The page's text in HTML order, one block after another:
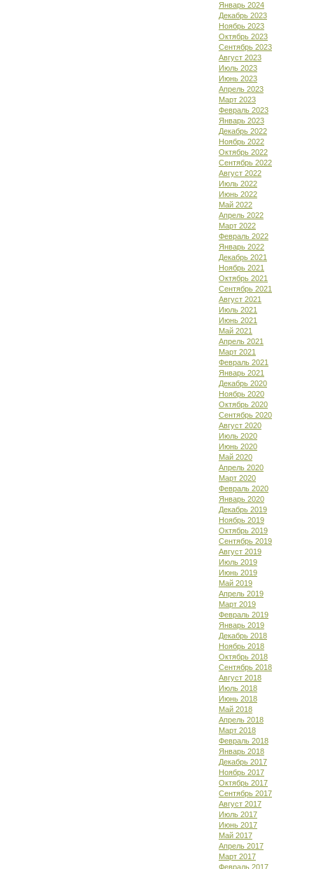
Январь 2024
Декабрь 2023
Ноябрь 2023
Октябрь 2023
Сентябрь 2023
Август 2023
Июль 2023
Июнь 2023
Апрель 2023
Март 2023
Февраль 2023
Январь 2023
Декабрь 2022
Ноябрь 2022
Октябрь 2022
Сентябрь 2022
Август 2022
Июль 2022
Июнь 2022
Май 2022
Апрель 2022
Март 2022
Февраль 2022
Январь 2022
Декабрь 2021
Ноябрь 2021
Октябрь 2021
Сентябрь 2021
Август 2021
Июль 2021
Июнь 2021
Май 2021
Апрель 2021
Март 2021
Февраль 2021
Январь 2021
Декабрь 2020
Ноябрь 2020
Октябрь 2020
Сентябрь 2020
Август 2020
Июль 2020
Июнь 2020
Май 2020
Апрель 2020
Март 2020
Февраль 2020
Январь 2020
Декабрь 2019
Ноябрь 2019
Октябрь 2019
Сентябрь 2019
Август 2019
Июль 2019
Июнь 2019
Май 2019
Апрель 2019
Март 2019
Февраль 2019
Январь 2019
Декабрь 2018
Ноябрь 2018
Октябрь 2018
Сентябрь 2018
Август 2018
Июль 2018
Июнь 2018
Май 2018
Апрель 2018
Март 2018
Февраль 2018
Январь 2018
Декабрь 2017
Ноябрь 2017
Октябрь 2017
Сентябрь 2017
Август 2017
Июль 2017
Июнь 2017
Май 2017
Апрель 2017
Март 2017
Февраль 2017